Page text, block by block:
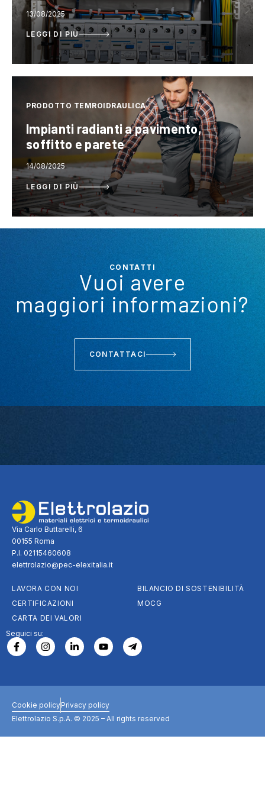
13/08/2025
LEGGI DI PIÙ
PRODOTTO TEMROIDRAULICA
Impianti radianti a pavimento,
soffitto e parete
14/08/2025
LEGGI DI PIÙ
CONTATTI
Vuoi avere
maggiori informazioni?
CONTATTACI
Via Carlo Buttarelli, 6
00155 Roma
P.I. 02115460608
elettrolazio@pec-elexitalia.it
LAVORA CON NOI
CERTIFICAZIONI
CARTA DEI VALORI
BILANCIO DI SOSTENIBILITÀ
MOCG
Seguici su:
Cookie policyPrivacy policy
Elettrolazio S.p.A. © 2025 – All rights reserved